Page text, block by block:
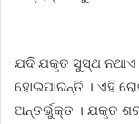
ଯଦି ଯକୃତ ସୁସ୍ଥ
ହୋଇପାରନ୍ତି । ଏହି
ଅନ୍ତର୍ଭୁକ୍ତ । ଯକୃତ